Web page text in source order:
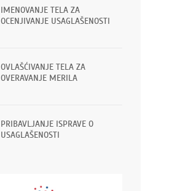
IMENOVANJE TELA ZA
OCENJIVANJE USAGLAŠENOSTI
OVLAŠĆIVANJE TELA ZA
OVERAVANJE MERILA
PRIBAVLJANJE ISPRAVE O
USAGLAŠENOSTI